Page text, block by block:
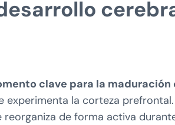
clave para la maduración
la corteza
de forma activa